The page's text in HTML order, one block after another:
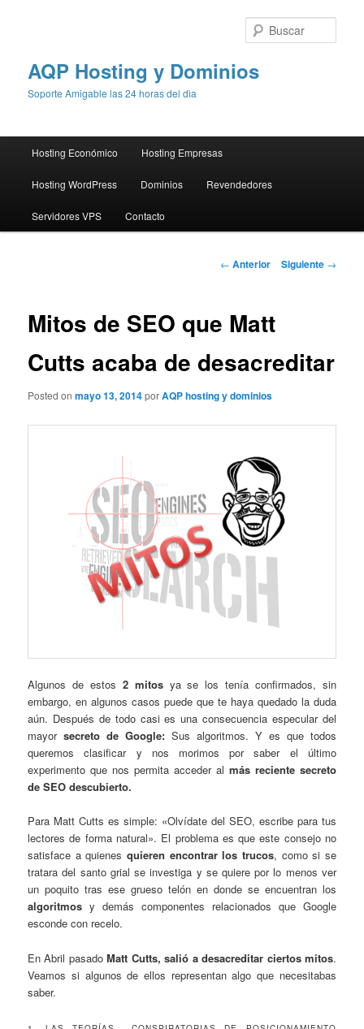
AQP Hosting y Dominios
Soporte Amigable las 24 horas del dìa
principal
Ir
al
contenido
Hosting Económico Hosting Empresas
Hosting WordPress Dominios Revendedores
Servidores VPS Contacto
Navegación
← Anterior Siguiente →
Mitos de SEO que Matt
Cutts acaba de desacreditar
Posted onmayo 13, 2014porAQP hosting y dominios
Algunos de estos 2 mitosya se los tenía confirmados, sin
embargo, en algunos casos puede que te haya quedado la duda
aún. Después de todo casi es una consecuenciaespecular del
mayorsecreto de Google: Sus algoritmos. Y es que todos
queremos clasificar y nos morimos por saber el último
experimento que nos permita acceder al más reciente secreto
de SEO descubierto.
Para Matt Cutts es simple: «Olvídate del SEO, escribe para tus
lectores de forma natural». El problema es que este consejo no
satisface a quienesquieren encontrar los trucos, como si se
tratara del santo grial se investiga y se quiere por lo menos ver
un poquito tras ese grueso telón en donde se encuentran los
algoritmos y demás componentes relacionados que Google
esconde con recelo.
En Abril pasadoMatt Cutts, salió a desacreditar ciertos mitos.
Veamos si algunos de ellos representan algo que necesitabas
saber.